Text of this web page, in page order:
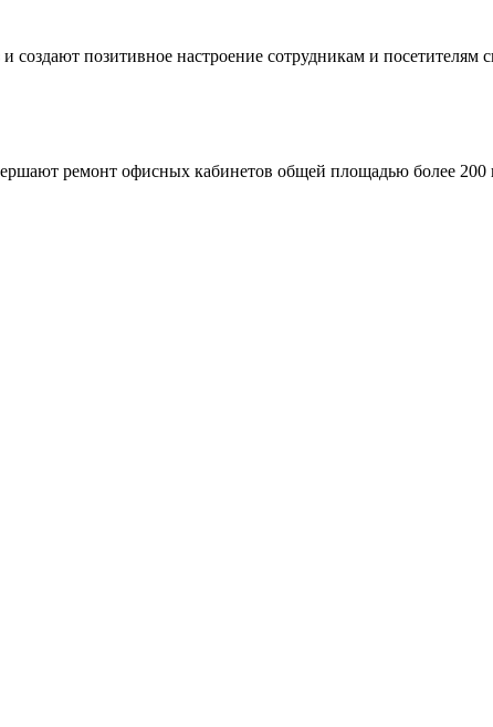
позитивное настроение сотрудникам и посетителям
ремонт офисных кабинетов общей площадью более 200